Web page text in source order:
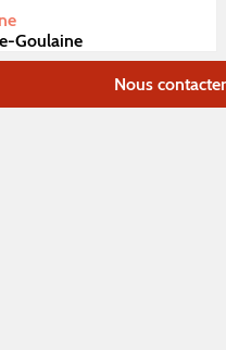
Goulaine
Nous contacter